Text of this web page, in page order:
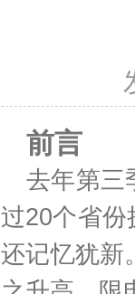
前言
去年第三
过20个省份
还记忆犹新